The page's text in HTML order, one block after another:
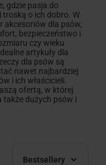
gdzie pasja do
troską o ich dobro. W
akcesoriów dla psów,
bezpieczeństwo i
czy wieku
artykuły dla
dla psów są
nawet najbardziej
i ich właścicieli.
ofertą, w której
także dużych psów i
Bestsellery